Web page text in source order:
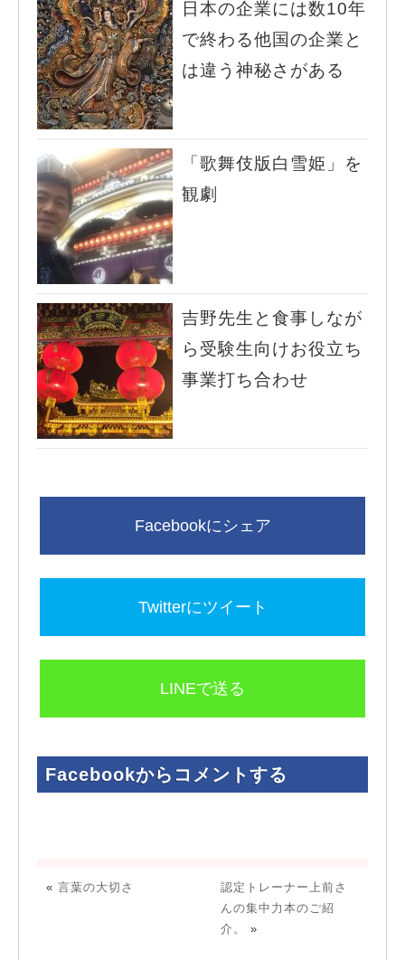
日本の企業には数10年
で終わる他国の企業と
は違う神秘さがある
「歌舞伎版白雪姫」を
観劇
吉野先生と食事しなが
ら受験生向けお役立ち
事業打ち合わせ
Facebookからコメントする
« 言葉の大切さ
認定トレーナー上前さ
んの集中力本のご紹
介。
»